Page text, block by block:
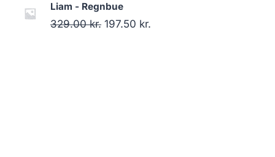
Liam - Regnbue
329.00kr. 197.50 kr.